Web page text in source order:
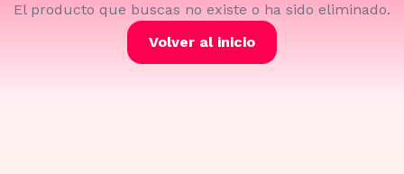
El producto que buscas no existe o ha sido eliminado.
Volver al inicio